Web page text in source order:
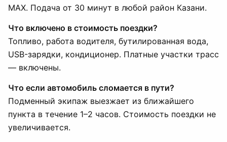
MAX. Подача от 30 минут в любой район Казани.
Что включено в стоимость поездки?
Топливо, работа водителя, бутилированная вода,
USB-зарядки, кондиционер. Платные участки трасс
— включены.
Что если автомобиль сломается в пути?
Подменный экипаж выезжает из ближайшего
пункта в течение 1–2 часов. Стоимость поездки не
увеличивается.